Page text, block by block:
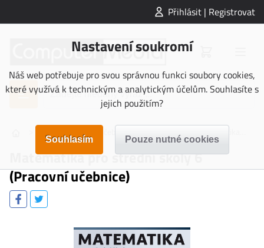
Přihlásit | Registrovat
Nastavení soukromí
Náš web potřebuje pro svou správnou funkci soubory cookies,
které využívá k technickým a analytickým účelům. Souhlasíte s
jejich použitím?
Matematika pro střední školy 6
(Pracovní učebnice)